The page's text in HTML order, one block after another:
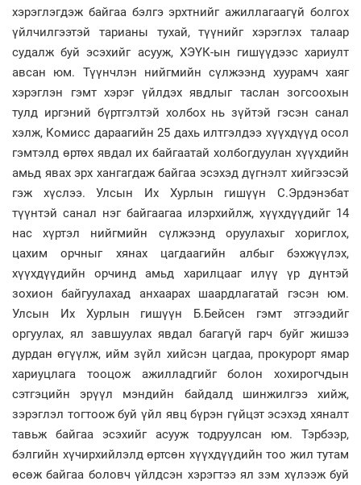
хэрэглэгдэж байгаа бэлгэ эрхтнийг ажиллагаагүй болгох
үйлчилгээтэй тарианы тухай, түүнийг хэрэглэх талаар
судалж буй эсэхийг асууж, ХЭҮК-ын гишүүдээс хариулт
авсан юм. Түүнчлэн нийгмийн сүлжээнд хуурамч хаяг
хэрэглэн гэмт хэрэг үйлдэх явдлыг таслан зогсоохын
тулд иргэний бүртгэлтэй холбох нь зүйтэй гэсэн санал
хэлж, Комисс дараагийн 25 дахь илтгэлдээ хүүхдүүд осол
гэмтэлд өртөх явдал их байгаатай холбогдуулан хүүхдийн
амьд явах эрх хангагдаж байгаа эсэхэд дүгнэлт хийгээсэй
гэж хүслээ. Улсын Их Хурлын гишүүн С.Эрдэнэбат
түүнтэй санал нэг байгаагаа илэрхийлж, хүүхдүүдийг 14
нас хүртэл нийгмийн сүлжээнд оруулахыг хориглох,
цахим орчныг хянах цагдаагийн албыг бэхжүүлэх,
хүүхдүүдийн орчинд амьд харилцааг илүү үр дүнтэй
зохион байгуулахад анхаарах шаардлагатай гэсэн юм.
Улсын Их Хурлын гишүүн Б.Бейсен гэмт этгээдийг
оргуулах, ял завшуулах явдал багагүй гарч буйг жишээ
дурдан өгүүлж, ийм зүйл хийсэн цагдаа, прокурорт ямар
хариуцлага тооцож ажилладгийг болон хохирогчдын
сэтгэцийн эрүүл мэндийн байдалд шинжилгээ хийж,
зэрэглэл тогтоож буй үйл явц бүрэн гүйцэт эсэхэд хяналт
тавьж байгаа эсэхийг асууж тодруулсан юм. Тэрбээр,
бэлгийн хүчирхийлэлд өртсөн хүүхдүүдийн тоо жил тутам
өсөж байгаа боловч үйлдсэн хэрэгтээ ял зэм хүлээж буй